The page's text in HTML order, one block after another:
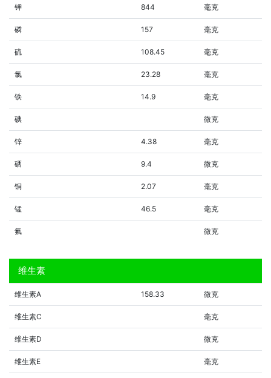
钾 844 毫克
磷 157 毫克
硫 108.45 毫克
氯 23.28 毫克
铁 14.9 毫克
碘 微克
锌 4.38 毫克
硒 9.4 微克
铜 2.07 毫克
锰 46.5 毫克
氟 微克
维生素
维生素A 158.33 微克
维生素C 毫克
维生素D 微克
维生素E 毫克